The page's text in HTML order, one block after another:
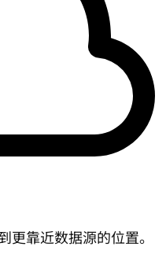
靠近数据源的位置。